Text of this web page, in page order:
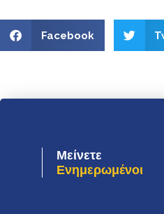
Facebook
Μείνετε
Ενημερωμένοι